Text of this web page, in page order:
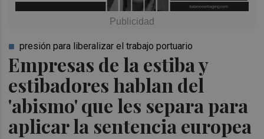
Empresas de la estiba y
estibadores hablan del
'abismo' que les separa para
aplicar la sentencia europea
presión para liberalizar el trabajo portuario